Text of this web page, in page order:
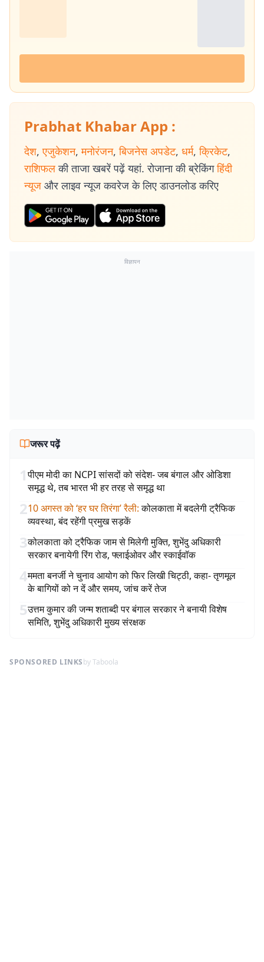
Prabhat Khabar App :
देश, एजुकेशन, मनोरंजन, बिजनेस अपडेट, धर्म, क्रिकेट,
राशिफल की ताजा खबरें पढ़ें यहां. रोजाना की ब्रेकिंग हिंदी
न्यूज और लाइव न्यूज कवरेज के लिए डाउनलोड करिए
विज्ञापन
जरूर पढ़ें
1पीएम मोदी का NCPI सांसदों को संदेश- जब बंगाल और ओडिशा
समृद्ध थे, तब भारत भी हर तरह से समृद्ध था
210 अगस्त को ‘हर घर तिरंगा’ रैली: कोलकाता में बदलेगी ट्रैफिक
व्यवस्था, बंद रहेंगी प्रमुख सड़कें
3कोलकाता को ट्रैफिक जाम से मिलेगी मुक्ति, शुभेंदु अधिकारी
सरकार बनायेगी रिंग रोड, फ्लाईओवर और स्काईवॉक
4ममता बनर्जी ने चुनाव आयोग को फिर लिखी चिट्ठी, कहा- तृणमूल
के बागियों को न दें और समय, जांच करें तेज
5उत्तम कुमार की जन्म शताब्दी पर बंगाल सरकार ने बनायी विशेष
समिति, शुभेंदु अधिकारी मुख्य संरक्षक
SPONSORED LINKSby Taboola